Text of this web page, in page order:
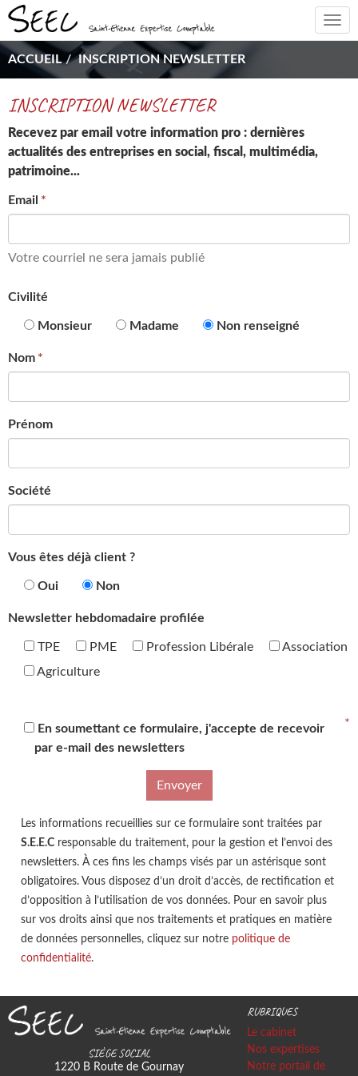
ACCUEIL
INSCRIPTION NEWSLETTER
INSCRIPTION NEWSLETTER
Recevez par email votre information pro : dernières
actualités des entreprises en social, fiscal, multimédia,
patrimoine...
Email
Votre courriel ne sera jamais publié
Civilité
Monsieur Madame Non renseigné
Nom
Prénom
Société
Vous êtes déjà client ?
Oui Non
Newsletter hebdomadaire profilée
TPE PME Profession Libérale
Association
Agriculture
En soumettant ce formulaire, j'accepte de recevoir
par e-mail des newsletters
Envoyer
Les informations recueillies sur ce formulaire sont traitées par
S.E.E.C responsable du traitement, pour la gestion et l’envoi des
newsletters. À ces fins les champs visés par un astérisque sont
obligatoires. Vous disposez d’un droit d’accès, de rectification et
d’opposition à l’utilisation de vos données. Pour en savoir plus
sur vos droits ainsi que nos traitements et pratiques en matière
de données personnelles, cliquez sur notre politique de
confidentialité.
SIÈGE SOCIAL
1220 B Route de Gournay
RUBRIQUES
Le cabinet
Nos expertises
Notre portail de